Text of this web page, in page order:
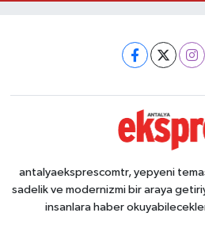
antalyaeksprescomtr, yepyeni
sadelik ve modernizmi bir araya
insanlara haber